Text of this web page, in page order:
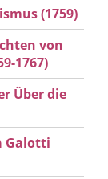
(1759)
von
1767)
Über die
Galotti